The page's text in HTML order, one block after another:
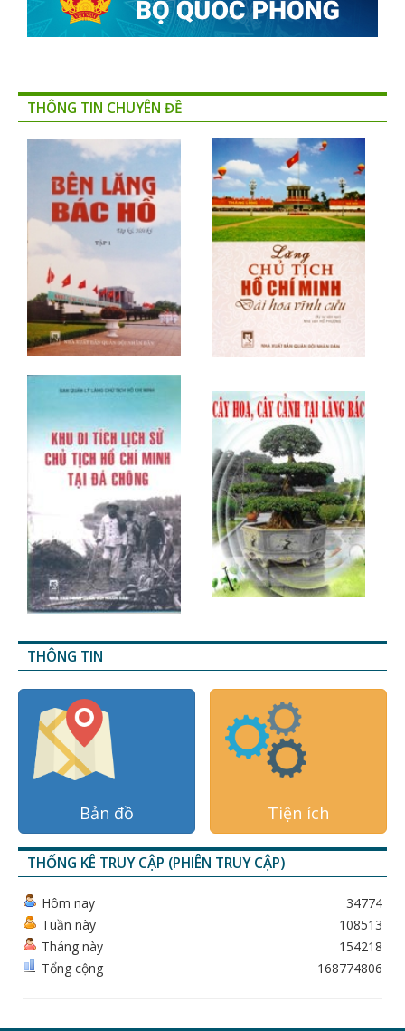
THÔNG TIN CHUYÊN ĐỀ
THÔNG TIN
Bản đồ Tiện ích
THỐNG KÊ TRUY CẬP (PHIÊN TRUY CẬP)
Hôm nay
Tuần này
Tháng này
Tổng cộng
34774
108513
154218
168774806